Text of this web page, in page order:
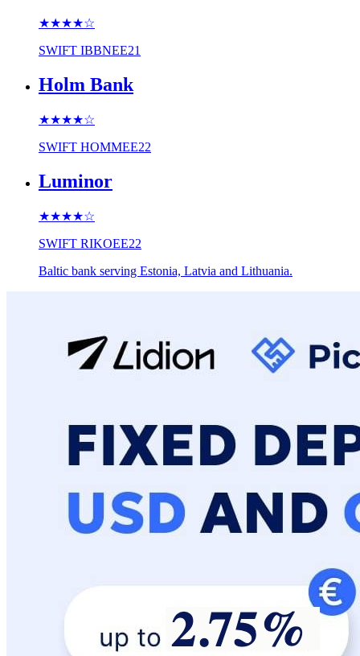
★★★★☆
SWIFT IBBNEE21
Holm Bank
★★★★☆
SWIFT HOMMEE22
Luminor
★★★★☆
SWIFT RIKOEE22
Baltic bank serving Estonia, Latvia and Lithuania.